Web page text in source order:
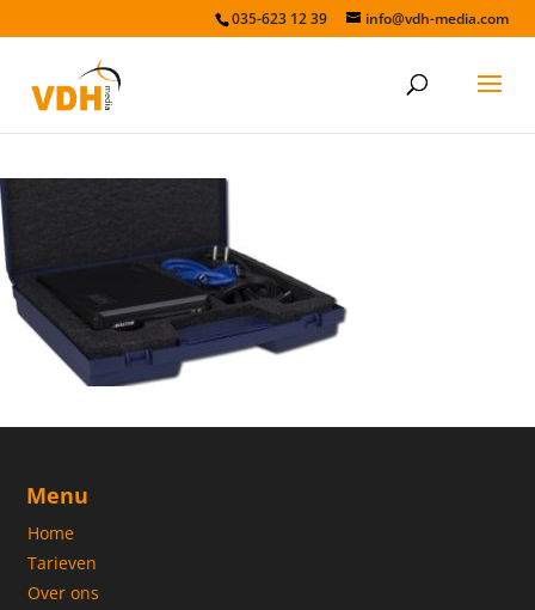
035-623 12 39 info@vdh-media.com
avastor-hdx
Menu
Home
Tarieven
Over ons